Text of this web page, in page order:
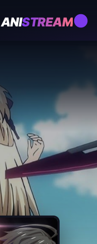
ANISTREAM